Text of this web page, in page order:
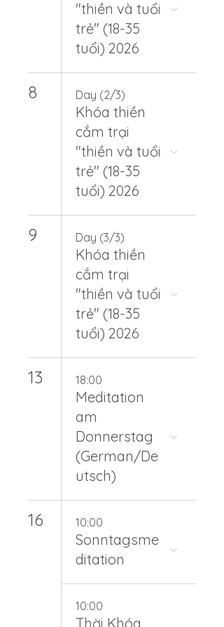
"thiền và tuổi
trẻ" (18-35
tuổi) 2026
8 Day (2/3)
Khóa thiền
cắm trại
"thiền và tuổi
trẻ" (18-35
tuổi) 2026
9 Day (3/3)
Khóa thiền
cắm trại
"thiền và tuổi
trẻ" (18-35
tuổi) 2026
13 18:00
Meditation
am
Donnerstag
(German/De
utsch)
16 10:00
Sonntagsme
ditation
10:00
Thời Khóa